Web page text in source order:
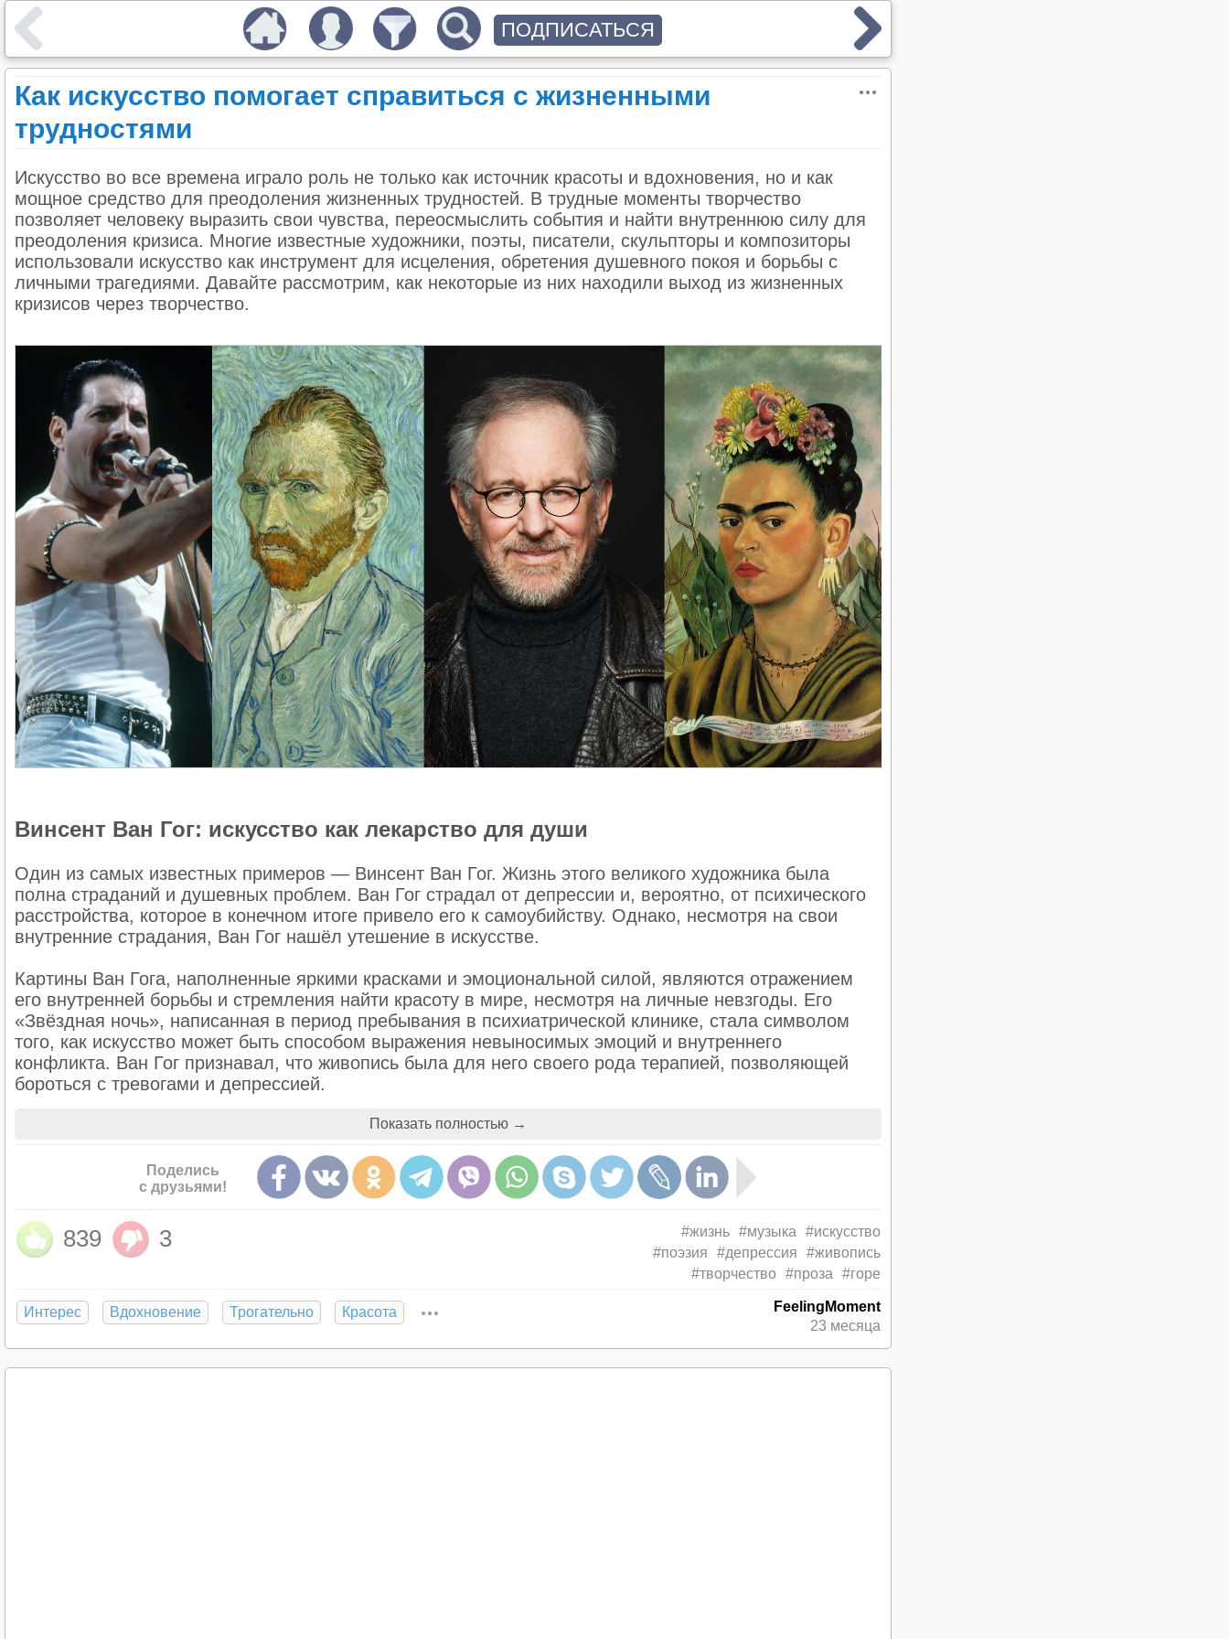
Как искусство помогает справиться с жизненными
трудностями
Искусство во все времена играло роль не только как источник красоты и вдохновения, но и как
мощное средство для преодоления жизненных трудностей. В трудные моменты творчество
позволяет человеку выразить свои чувства, переосмыслить события и найти внутреннюю силу для
преодоления кризиса. Многие известные художники, поэты, писатели, скульпторы и композиторы
использовали искусство как инструмент для исцеления, обретения душевного покоя и борьбы с
личными трагедиями. Давайте рассмотрим, как некоторые из них находили выход из жизненных
кризисов через творчество.
Винсент Ван Гог: искусство как лекарство для души
Один из самых известных примеров — Винсент Ван Гог. Жизнь этого великого художника была
полна страданий и душевных проблем. Ван Гог страдал от депрессии и, вероятно, от психического
расстройства, которое в конечном итоге привело его к самоубийству. Однако, несмотря на свои
внутренние страдания, Ван Гог нашёл утешение в искусстве.
Картины Ван Гога, наполненные яркими красками и эмоциональной силой, являются отражением
его внутренней борьбы и стремления найти красоту в мире, несмотря на личные невзгоды. Его
«Звёздная ночь», написанная в период пребывания в психиатрической клинике, стала символом
того, как искусство может быть способом выражения невыносимых эмоций и внутреннего
конфликта. Ван Гог признавал, что живопись была для него своего рода терапией, позволяющей
бороться с тревогами и депрессией.
Показать полностью →
Поделись
с друзьями!
839 3 #жизнь #музыка
#искусство
#поэзия
#депрессия
#живопись
#творчество
#проза #горе
Интерес Вдохновение Трогательно Красота
FeelingMoment
23 месяца
ПОДПИСАТЬСЯ